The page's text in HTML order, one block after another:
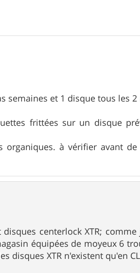
semaines et 1 disque tous les
frittées sur un disque
à vérifier avant de
centerlock XTR;
équipées de moyeux 6
disques XTR n'existent qu'en